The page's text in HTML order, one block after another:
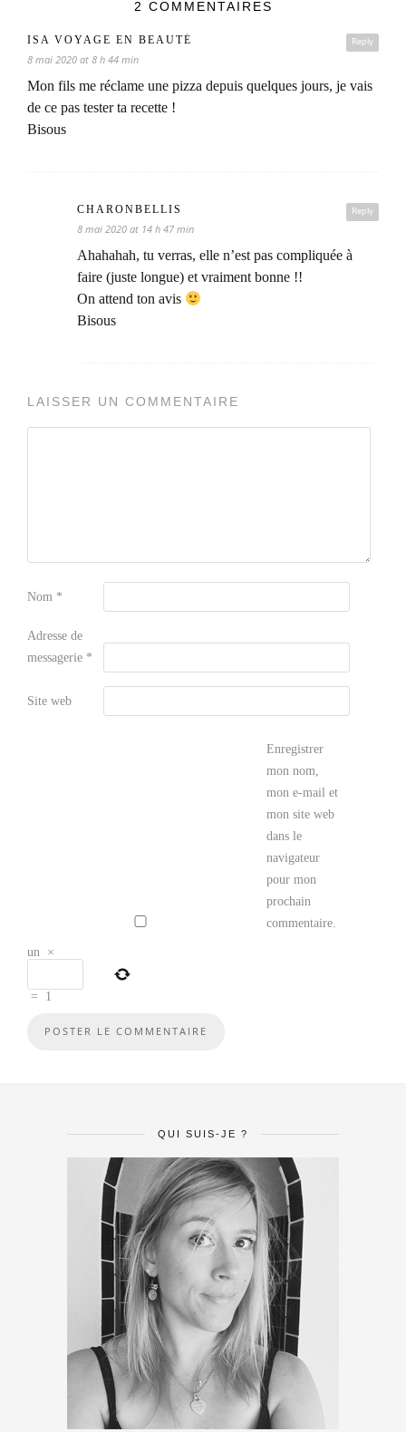
2 COMMENTAIRES
Reply
ISA VOYAGE EN BEAUTÉ
8 mai 2020 at 8 h 44 min
Mon fils me réclame une pizza depuis quelques jours, je vais
de ce pas tester ta recette !
Bisous
Reply
CHARONBELLIS
8 mai 2020 at 14 h 47 min
Ahahahah, tu verras, elle n’est pas compliquée à
faire (juste longue) et vraiment bonne !!
On attend ton avis
Bisous
LAISSER UN COMMENTAIRE
Nom *
Adresse de
messagerie *
Site web
Enregistrer
mon nom,
mon e-mail et
mon site web
dans le
navigateur
pour mon
prochain
commentaire.
un ×
= 1
QUI SUIS-JE ?